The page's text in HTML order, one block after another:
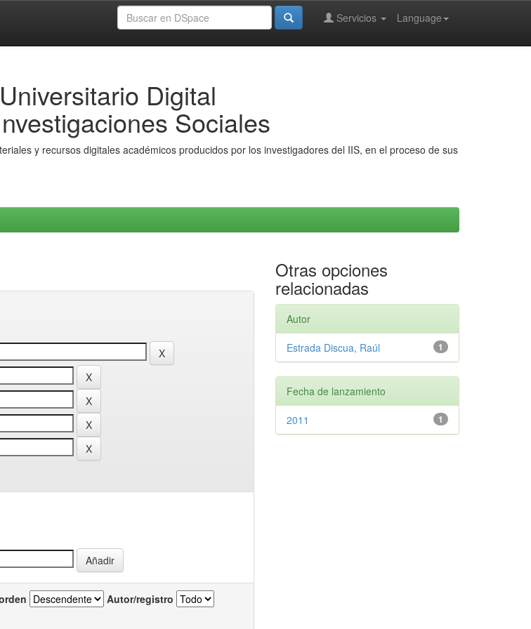
Language
Servicios
Digital
Sociales
y recursos digitales académicos producidos por los investigadores del IIS, en el proceso de sus
Autor/registro
Otras opciones
relacionadas
Autor
1
Estrada Discua, Raúl
Fecha de lanzamiento
1
2011